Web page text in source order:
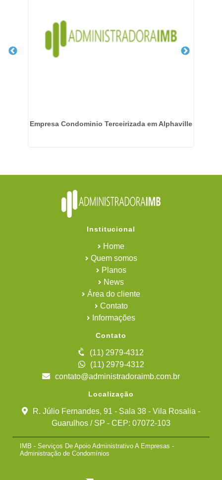
Empresa Condominio Terceirizada em Alphaville
Institucional
Home
Quem somos
Planos
News
Área do cliente
Contato
Informações
Contato
(11) 2979-4312
(11) 2979-4312
contato@administradoraimb.com.br
Localização
R. Júlio Fernandes, 91 - Sala 38 - Vila Rosalia -
Guarulhos / SP - CEP: 07072-103
IMB - Serviços De Apoio Administrativo A Empresas -
Administração de Condomínios